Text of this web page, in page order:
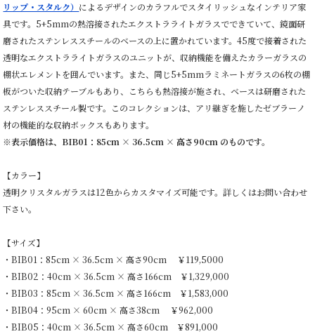
リップ・スタルク） によるデザインのカラフルでスタイリッシュなインテリア家
具です。5+5mmの熱溶接されたエクストラライトガラスでできていて、鏡面研
磨されたステンレススチールのベースの上に置かれています。45度で接着された
透明なエクストラライトガラスのユニットが、収納機能を備えたカラーガラスの
棚状エレメントを囲んでいます。また、同じ5+5mmラミネートガラスの6枚の棚
板がついた収納テーブルもあり、こちらも熱溶接が施され、ベースは研磨された
ステンレススチール製です。このコレクションは、アリ継ぎを施したゼブラーノ
材の機能的な収納ボックスもあります。
※表示価格は、 BIB01：85cm × 36.5cm × 高さ90cm のものです。
【カラー】
透明クリスタルガラスは12色からカスタマイズ可能です。詳しくはお問い合わせ
下さい。
【サイズ】
・BIB01：85cm × 36.5cm × 高さ90cm ￥119,5000
・BIB02：40cm × 36.5cm × 高さ166cm ￥1,329,000
・BIB03：85cm × 36.5cm × 高さ166cm ￥1,583,000
・BIB04：95cm × 60cm × 高さ38cm ￥962,000
・BIB05：40cm × 36.5cm × 高さ60cm ￥891,000